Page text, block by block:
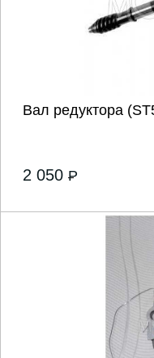
Вал редуктора
2 050 P